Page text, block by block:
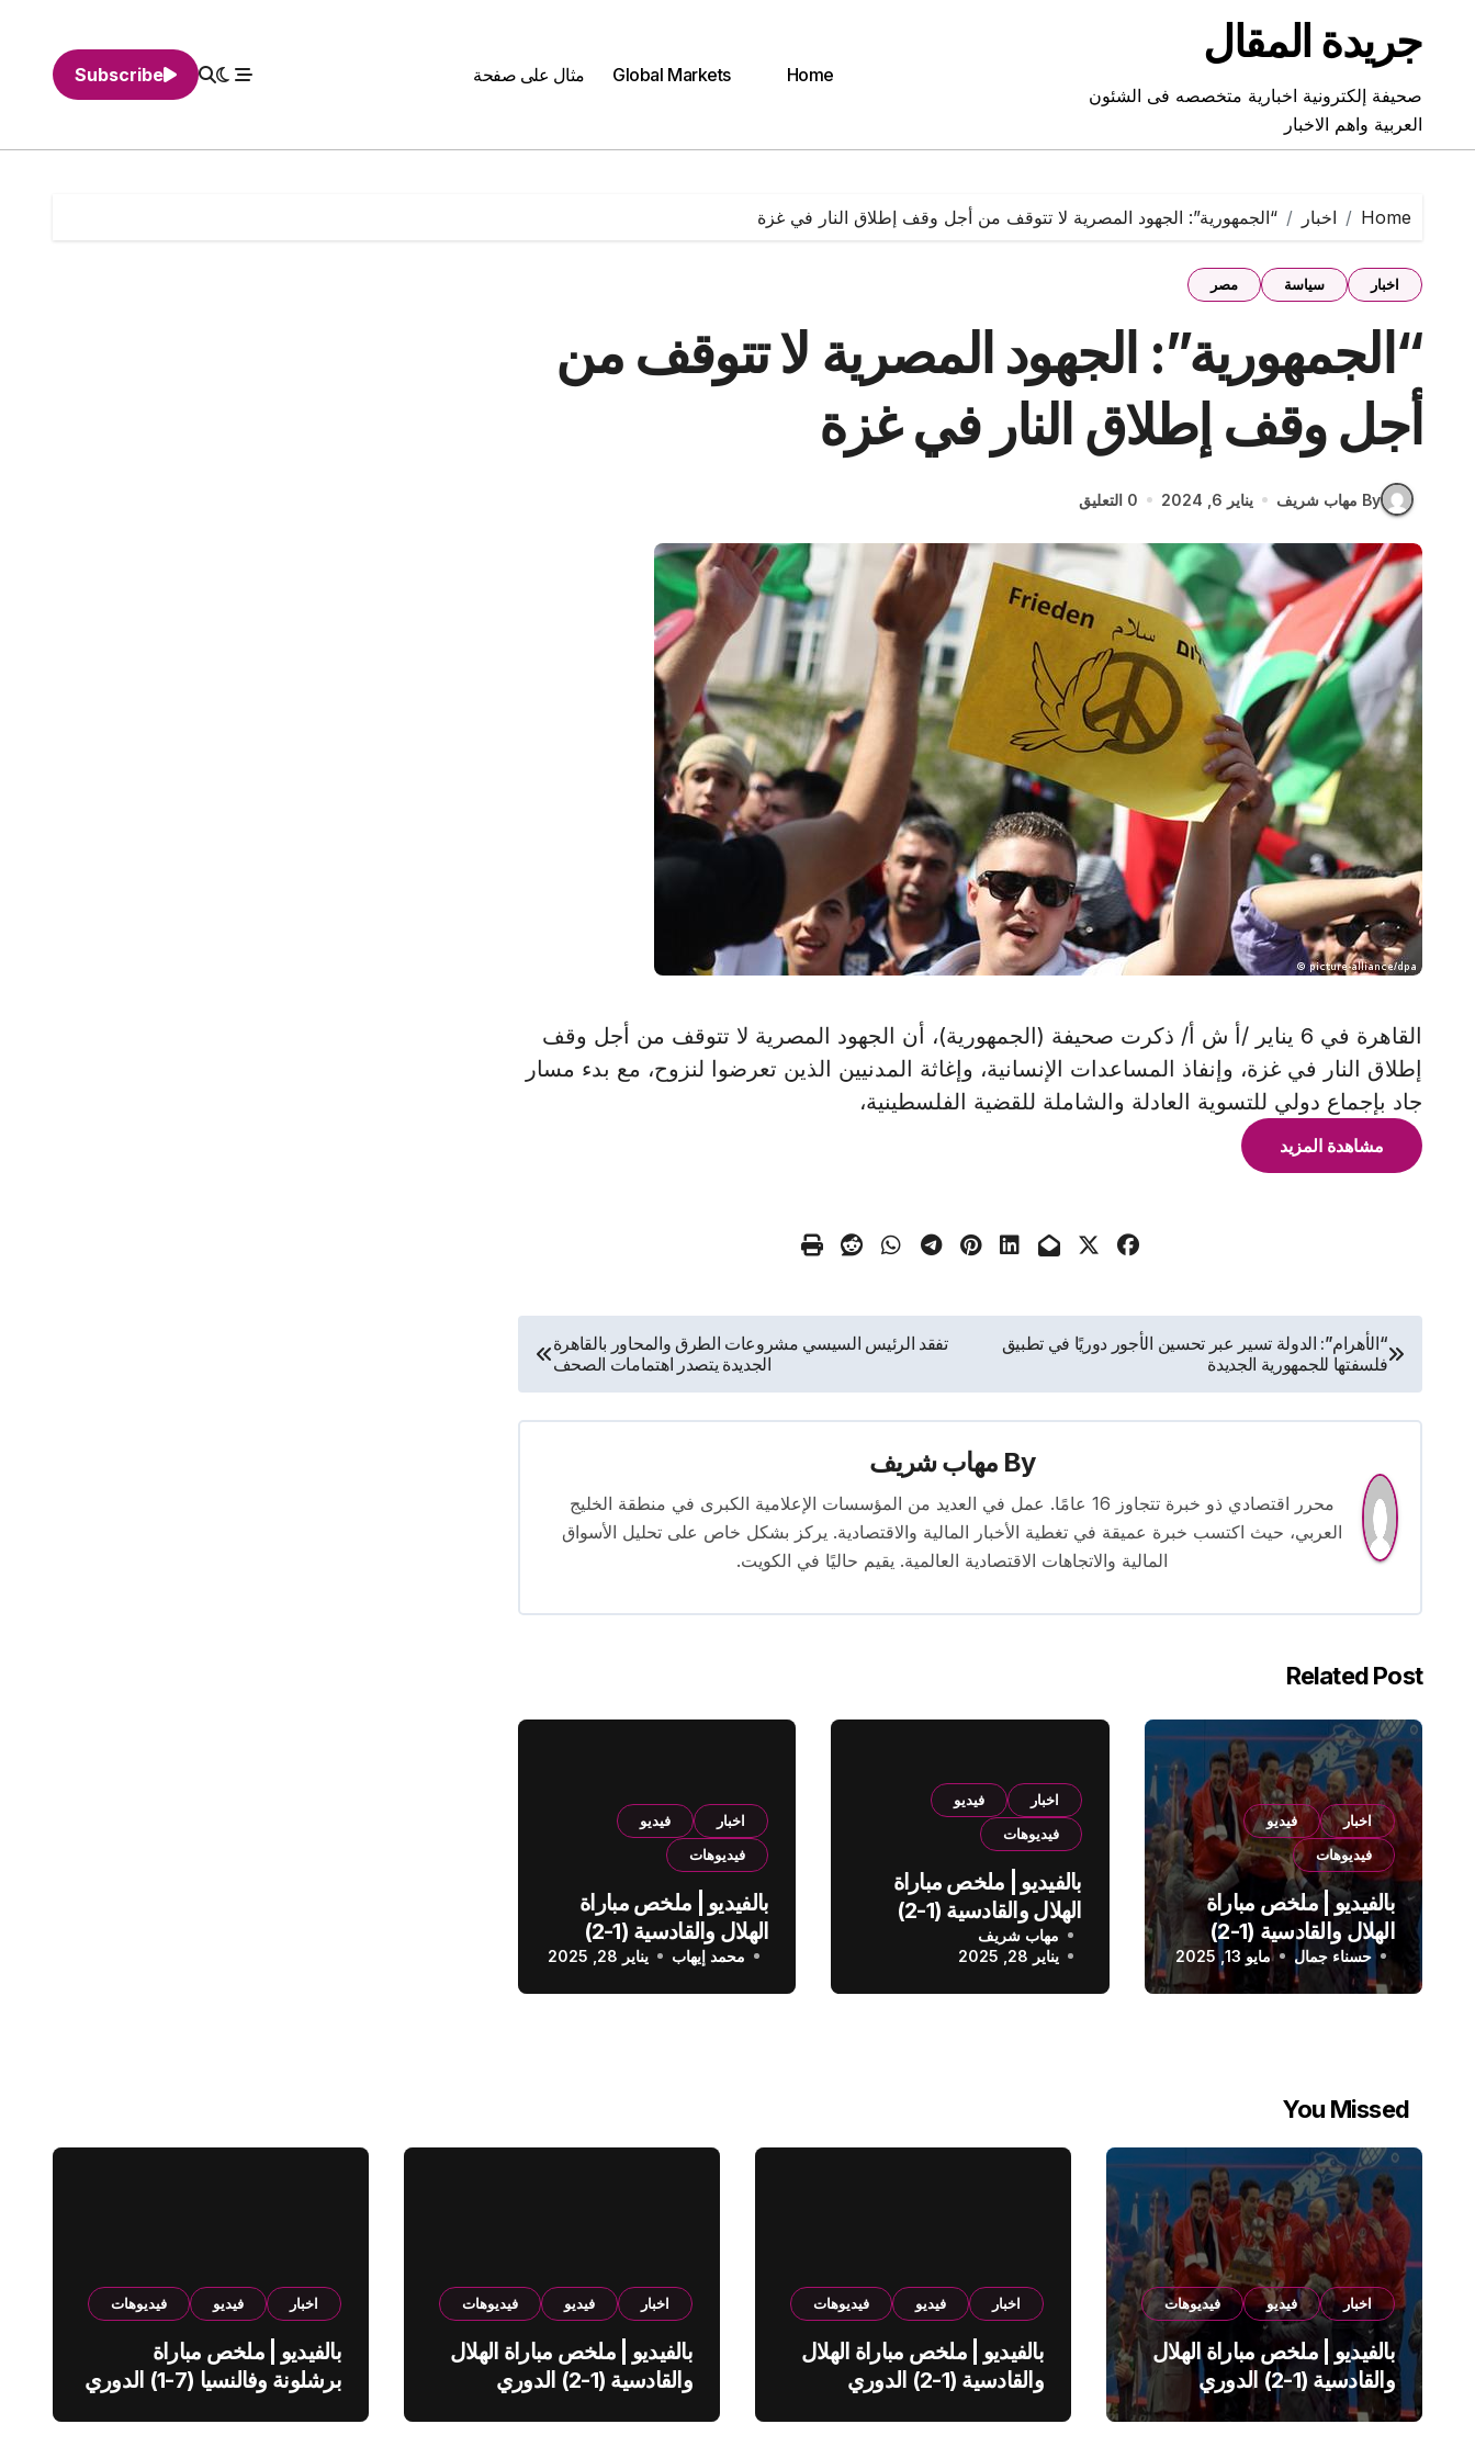
contentجريدة المقال
صحيفة إلكترونية اخبارية متخصصه فى الشئون
العربية واهم الاخبار
Home
Global Markets مثال على صفحة Subscribe
Home اخبار “الجمهورية”: الجهود المصرية لا تتوقف من أجل وقف إطلاق النار في غزة
اخبار سياسة مصر
“الجمهورية”: الجهود المصرية لا تتوقف من
أجل وقف إطلاق النار في غزة
By مهاب شريف يناير 6, 2024 0 التعليق
القاهرة في 6 يناير /أ ش أ/ ذكرت صحيفة (الجمهورية)، أن الجهود المصرية لا تتوقف من أجل وقف
إطلاق النار في غزة، وإنفاذ المساعدات الإنسانية، وإغاثة المدنيين الذين تعرضوا لنزوح، مع بدء مسار
جاد بإجماع دولي للتسوية العادلة والشاملة للقضية الفلسطينية،
مشاهدة المزيد
تصفّح
المقالات
“الأهرام”: الدولة تسير عبر تحسين الأجور دوريًا في تطبيق
فلسفتها للجمهورية الجديدة
تفقد الرئيس السيسي مشروعات الطرق والمحاور بالقاهرة
الجديدة يتصدر اهتمامات الصحف
By مهاب شريف
محرر اقتصادي ذو خبرة تتجاوز 16 عامًا. عمل في العديد من المؤسسات الإعلامية الكبرى في منطقة الخليج
العربي، حيث اكتسب خبرة عميقة في تغطية الأخبار المالية والاقتصادية. يركز بشكل خاص على تحليل الأسواق
المالية والاتجاهات الاقتصادية العالمية. يقيم حاليًا في الكويت.
Related Post
اخبار
فيديو
فيديوهات
بالفيديو | ملخص مباراة
الهلال والقادسية (1-2)
الدوري السعودي
حسناء جمال مايو 13, 2025
اخبار
فيديو
فيديوهات
بالفيديو | ملخص مباراة
الهلال والقادسية (1-2)
الدوري السعودي
مهاب شريف
يناير 28, 2025
اخبار
فيديو
فيديوهات
بالفيديو | ملخص مباراة
الهلال والقادسية (1-2)
الدوري السعودي
محمد إيهاب يناير 28, 2025
You Missed
اخبار فيديو فيديوهات
بالفيديو | ملخص مباراة الهلال
والقادسية (1-2) الدوري
السعودي
اخبار فيديو فيديوهات
بالفيديو | ملخص مباراة الهلال
والقادسية (1-2) الدوري
اخبار فيديو فيديوهات
بالفيديو | ملخص مباراة الهلال
والقادسية (1-2) الدوري
اخبار فيديو فيديوهات
بالفيديو | ملخص مباراة
برشلونة وفالنسيا (7-1) الدوري